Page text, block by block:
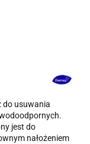
do usuwania
jest do
nałożeniem